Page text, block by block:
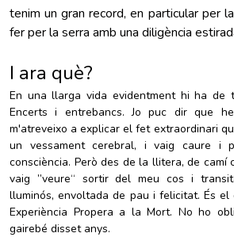
tenim un gran record, en particular per
fer per la serra amb una diligència
I ara què?
En una llarga vida evidentment hi ha de
Encerts i entrebancs. Jo puc dir que
m'atreveixo a explicar el fet extraordinari
un vessament cerebral, i vaig caure i
consciència. Però des de la llitera, de camí
vaig ”veure“ sortir del meu cos i
lluminós, envoltada de pau i felicitat. És el
Experiència Propera a la Mort. No ho
gairebé disset anys.